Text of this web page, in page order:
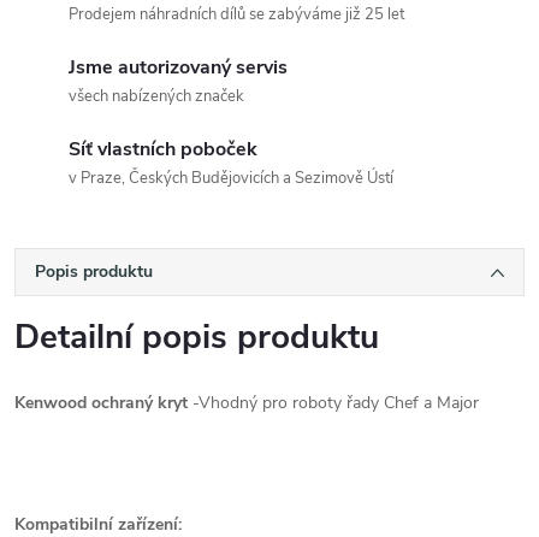
Prodejem náhradních dílů se zabýváme již 25 let
Jsme autorizovaný servis
všech nabízených značek
Síť vlastních poboček
v Praze, Českých Budějovicích a Sezimově Ústí
Popis produktu
Detailní popis produktu
Kenwood ochraný kryt -Vhodný pro roboty řady Chef a Major
Kompatibilní zařízení: